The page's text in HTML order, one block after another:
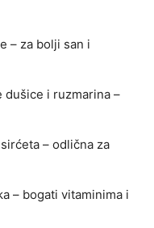
– za bolji san i
dušice i ruzmarina –
– odlična za
– bogati vitaminima i